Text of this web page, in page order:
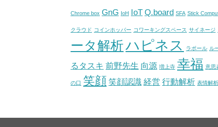
Chrome box GnG IoH IoT Q.board SFA Stick
クラウド コインホッパー コワーキングスペース サイネージ
ータ解析ハピネス ラポール ル
るタスキ 前野先生 向源 増上寺 幸福 意思
の口 笑顔 笑顔認識 経営 行動解析 表情解析